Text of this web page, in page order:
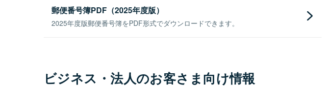
郵便番号簿PDF（2025年度版）
2025年度版郵便番号簿をPDF形式でダウンロードできます。
ビジネス・法人のお客さま向け情報